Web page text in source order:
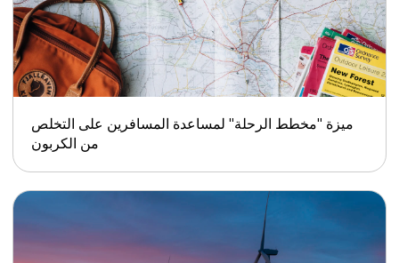
ميزة "مخطط الرحلة" لمساعدة المسافرين على التخلص
من الكربون